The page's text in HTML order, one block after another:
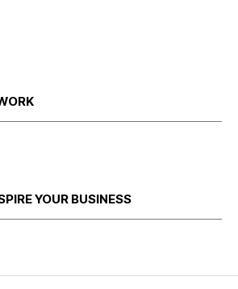
YOUR BUSINESS